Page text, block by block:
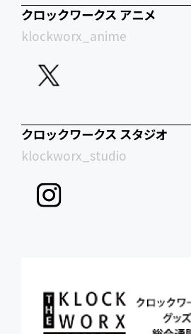
クロックワークス アニメ
klockworx_anime
クロックワークス スタジオ
klockworx_studio